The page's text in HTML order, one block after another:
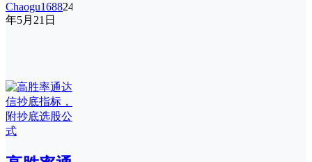
Chaogu168824
年5月21日